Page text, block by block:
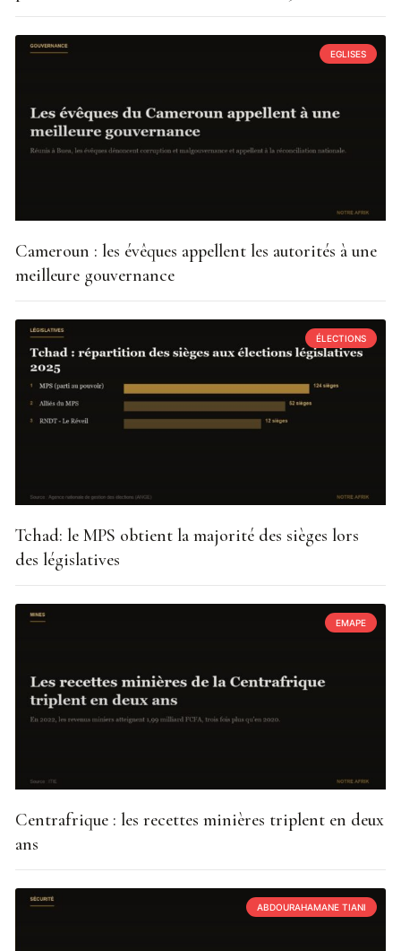
EGLISES
Cameroun : les évêques appellent les autorités à une
meilleure gouvernance
ÉLECTIONS
Tchad: le MPS obtient la majorité des sièges lors
des législatives
EMAPE
Centrafrique : les recettes minières triplent en deux
ans
ABDOURAHAMANE TIANI